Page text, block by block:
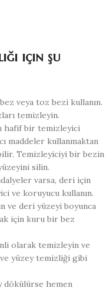
için şu
veya toz bezi kullanın.
temizleyin.
hafif bir temizleyici
maddeler kullanmaktan
Temizleyiciyi bir bezin
silin.
varsa, deri için
ve koruyucu kullanın.
ve deri yüzeyi boyunca
için kuru bir bez
olarak temizleyin ve
ve yüzey temizliği gibi
dökülürse hemen